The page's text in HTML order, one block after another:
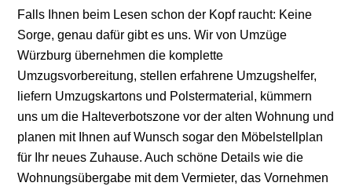
Falls Ihnen beim Lesen schon der Kopf raucht: Keine
Sorge, genau dafür gibt es uns. Wir von Umzüge
Würzburg übernehmen die komplette
Umzugsvorbereitung, stellen erfahrene Umzugshelfer,
liefern Umzugskartons und Polstermaterial, kümmern
uns um die Halteverbotszone vor der alten Wohnung und
planen mit Ihnen auf Wunsch sogar den Möbelstellplan
für Ihr neues Zuhause. Auch schöne Details wie die
Wohnungsübergabe mit dem Vermieter, das Vornehmen